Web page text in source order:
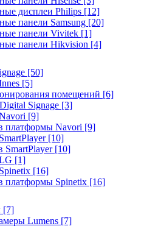
дисплеи Philips [12]
панели Samsung [20]
панели Vivitek [1]
панели Hikvision [4]
[50]
[5]
помещений [6]
Signage [3]
[9]
платформы Navori [9]
[10]
SmartPlayer [10]
[1]
[16]
платформы Spinetix [16]
[7]
Lumens [7]